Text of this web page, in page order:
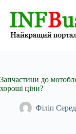
Запчастини до
хороші ціни?
Філіп